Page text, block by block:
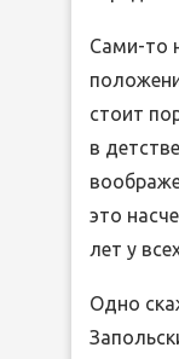
Сами-то
стоит
в
это
лет у
Одно